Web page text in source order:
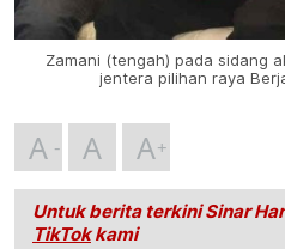
Zamani (tengah) pada sidang
jentera pilihan raya
A A A
Untuk berita terkini Sinar
TikTokkami